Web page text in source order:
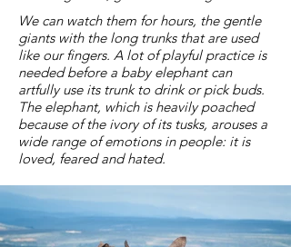
We can watch them for hours, the gentle
giants with the long trunks that are used
like our fingers. A lot of playful practice is
needed before a baby elephant can
artfully use its trunk to drink or pick buds.
The elephant, which is heavily poached
because of the ivory of its tusks, arouses a
wide range of emotions in people: it is
loved, feared and hated.